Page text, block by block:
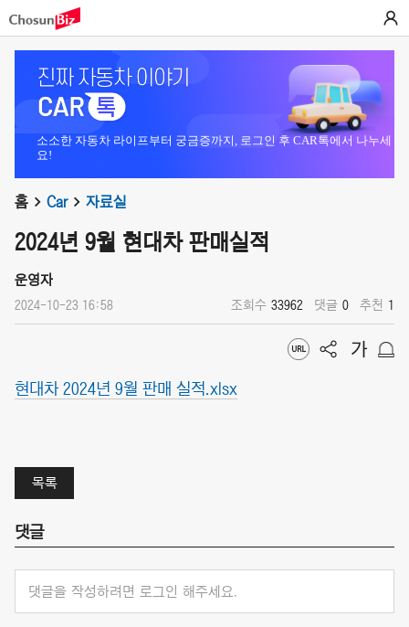
소소한 자동차 라이프부터 궁금증까지, 로그인 후 CAR톡에서 나누세
요!
홈 Car 자료실
2024년 9월 현대차 판매실적
운영자
2024-10-23 16:58 조회수 33962 댓글 0 추천 1
현대차 2024년 9월 판매 실적.xlsx
목록
댓글
댓글을 작성하려면 로그인 해주세요.